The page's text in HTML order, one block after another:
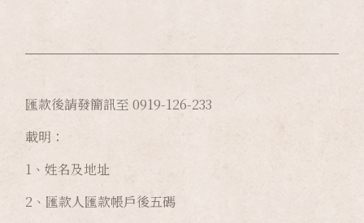
匯款後請發簡訊至 0919-126-233
載明：
1、姓名及地址
2、匯款人匯款帳戶後五碼